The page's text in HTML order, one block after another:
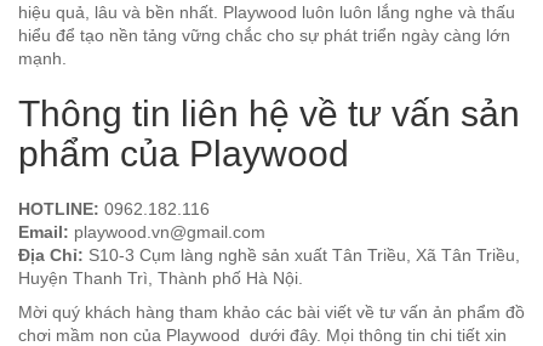
hiệu quả, lâu và bền nhất. Playwood luôn luôn lắng nghe và thấu
hiểu để tạo nền tảng vững chắc cho sự phát triển ngày càng lớn
mạnh.
Thông tin liên hệ về tư vấn sản
phẩm của Playwood
HOTLINE: 0962.182.116
Email: playwood.vn@gmail.com
Địa Chỉ: S10-3 Cụm làng nghề sản xuất Tân Triều, Xã Tân Triều,
Huyện Thanh Trì, Thành phố Hà Nội.
Mời quý khách hàng tham khảo các bài viết về tư vấn ản phẩm đồ
chơi mầm non của Playwood dưới đây. Mọi thông tin chi tiết xin